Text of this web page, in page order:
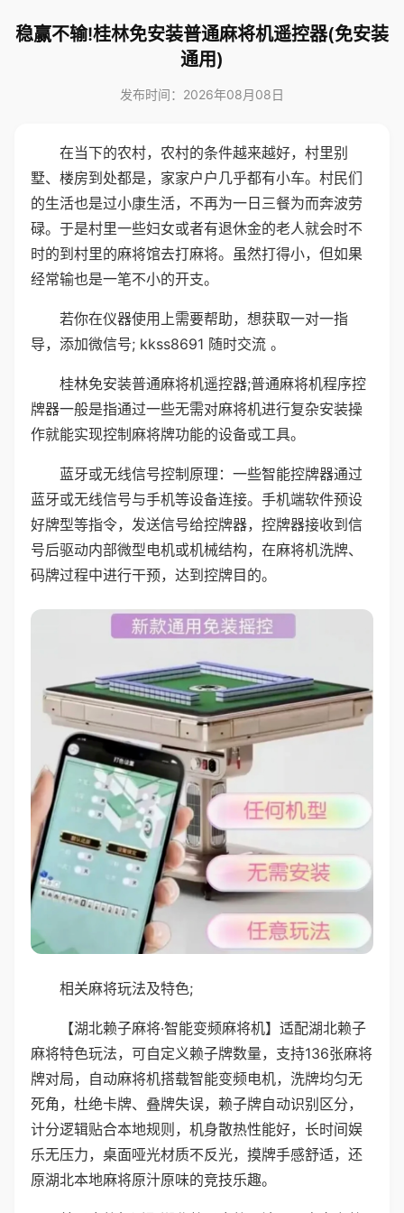
稳赢不输!桂林免安装普通麻将机遥控器(免安装
通用)
发布时间：2026年08月08日
在当下的农村，农村的条件越来越好，村里别
墅、楼房到处都是，家家户户几乎都有小车。村民们
的生活也是过小康生活，不再为一日三餐为而奔波劳
碌。于是村里一些妇女或者有退休金的老人就会时不
时的到村里的麻将馆去打麻将。虽然打得小，但如果
经常输也是一笔不小的开支。
若你在仪器使用上需要帮助，想获取一对一指
导，添加微信号; kkss8691 随时交流 。
桂林免安装普通麻将机遥控器;普通麻将机程序控
牌器一般是指通过一些无需对麻将机进行复杂安装操
作就能实现控制麻将牌功能的设备或工具。
蓝牙或无线信号控制原理：一些智能控牌器通过
蓝牙或无线信号与手机等设备连接。手机端软件预设
好牌型等指令，发送信号给控牌器，控牌器接收到信
号后驱动内部微型电机或机械结构，在麻将机洗牌、
码牌过程中进行干预，达到控牌目的。
相关麻将玩法及特色;
【湖北赖子麻将·智能变频麻将机】适配湖北赖子
麻将特色玩法，可自定义赖子牌数量，支持136张麻将
牌对局，自动麻将机搭载智能变频电机，洗牌均匀无
死角，杜绝卡牌、叠牌失误，赖子牌自动识别区分，
计分逻辑贴合本地规则，机身散热性能好，长时间娱
乐无压力，桌面哑光材质不反光，摸牌手感舒适，还
原湖北本地麻将原汁原味的竞技乐趣。